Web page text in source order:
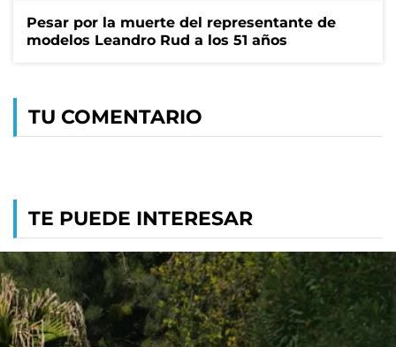
Pesar por la muerte del representante de
modelos Leandro Rud a los 51 años
TU COMENTARIO
TE PUEDE INTERESAR